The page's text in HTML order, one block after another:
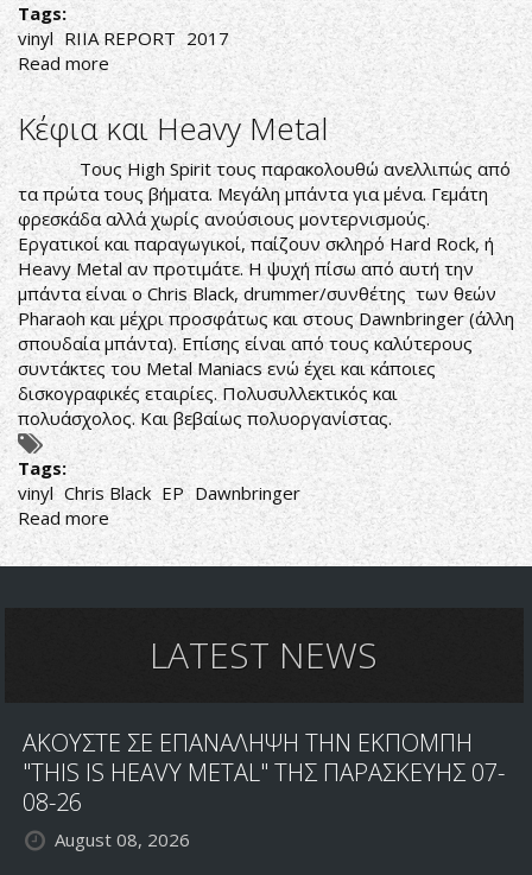
Tags:
vinyl RIIA REPORT 2017
Read more about
ΤΟ
ΒΙΝΥΛΙΟ
ΚΑΤΑΤΡΟΠΩΝΕΙ
ΤΙΣ
ΨΗΦΙΑΚΕΣ
ΠΩΛΗΣΕΙΣ
Κέφια και Heavy Metal
Τους High Spirit τους παρακολουθώ ανελλιπώς από
τα πρώτα τους βήματα. Μεγάλη μπάντα για μένα. Γεμάτη
φρεσκάδα αλλά χωρίς ανούσιους μοντερνισμούς.
Εργατικοί και παραγωγικοί, παίζουν σκληρό Hard Rock, ή
Heavy Metal αν προτιμάτε. Η ψυχή πίσω από αυτή την
μπάντα είναι ο Chris Black, drummer/συνθέτης των θεών
Pharaoh και μέχρι προσφάτως και στους Dawnbringer (άλλη
σπουδαία μπάντα). Επίσης είναι από τους καλύτερους
συντάκτες του Metal Maniacs ενώ έχει και κάποιες
δισκογραφικές εταιρίες. Πολυσυλλεκτικός και
πολυάσχολος. Και βεβαίως πολυοργανίστας.
Tags:
vinyl Chris Black EP Dawnbringer
Read more about
Κέφια
και
LATEST NEWS
ΑΚΟΥΣΤΕ ΣΕ ΕΠΑΝΑΛΗΨΗ ΤΗΝ ΕΚΠΟΜΠΗ
"THIS IS HEAVY METAL" ΤΗΣ ΠΑΡΑΣΚΕΥΗΣ 07-
08-26
August 08, 2026